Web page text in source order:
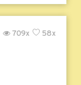
58x
709x